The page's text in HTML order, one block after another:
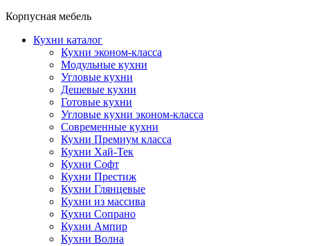
Корпусная мебель
Кухни каталог
Кухни эконом-класса
Модульные кухни
Угловые кухни
Дешевые кухни
Готовые кухни
Угловые кухни эконом-класса
Современные кухни
Кухни Премиум класса
Кухни Хай-Тек
Кухни Софт
Кухни Престиж
Кухни Глянцевые
Кухни из массива
Кухни Сопрано
Кухни Ампир
Кухни Волна